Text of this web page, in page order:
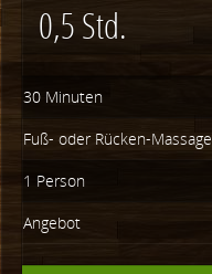
0,5 Std.
30 Minuten
Fuß- oder Rücken-Massage
1 Person
Angebot